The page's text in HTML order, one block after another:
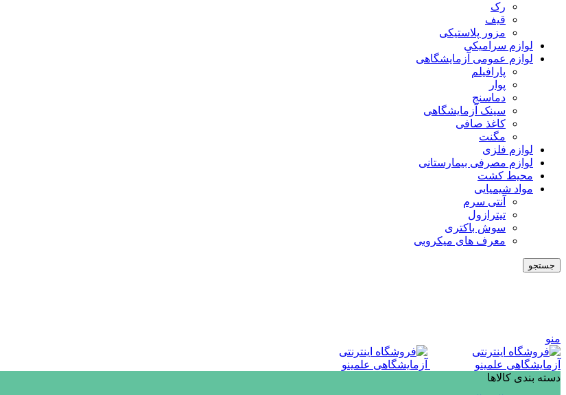
رک
قیف
مزور پلاستیکی
لوازم سرامیکی
لوازم عمومی آزمایشگاهی
پارافیلم
پوار
دماسنج
سینک آزمایشگاهی
کاغذ صافی
مگنت
لوازم فلزی
لوازم مصرفی بیمارستانی
محیط کشت
مواد شیمیایی
آنتی سرم
تیترازول
سوش باکتری
معرف های میکروبی
جستجو
منو
دسته بندی کالاها